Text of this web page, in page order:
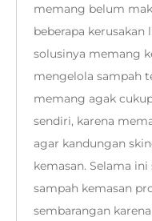
memang belum
beberapa kerusakan
solusinya memang
mengelola sampah
memang agak
sendiri, karena
agar kandungan
kemasan. Selama
sampah kemasan
sembarangan